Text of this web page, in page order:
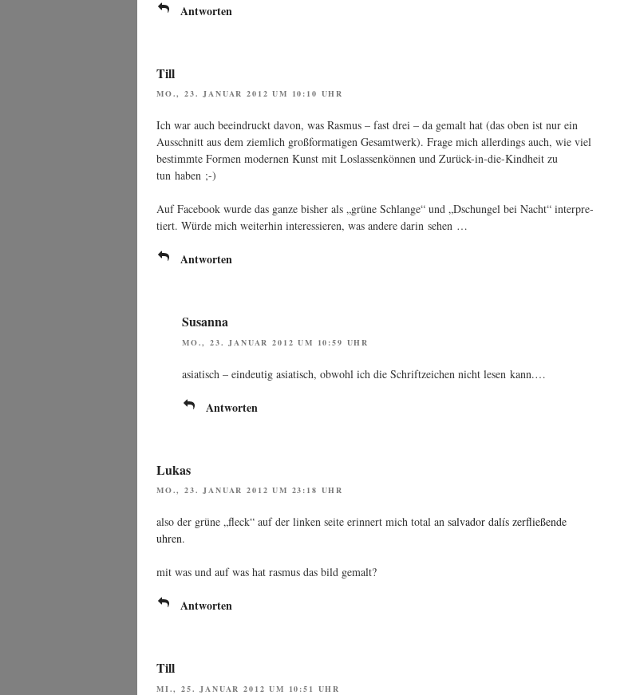
Antworten
Till
MO., 23. JANUAR 2012 UM 10:10 UHR
Ich war auch beein­druckt davon, was Ras­mus – fast drei – da gemalt hat (das oben ist nur ein
Aus­schnitt aus dem ziem­lich groß­for­ma­ti­gen Gesamt­werk). Fra­ge mich aller­dings auch, wie viel
bestimm­te For­men moder­nen Kunst mit Los­las­sen­kön­nen und Zurück-in-die-Kind­heit zu
tun haben ;-)
Auf Face­book wur­de das gan­ze bis­her als „grü­ne Schlan­ge“ und „Dschun­gel bei Nacht“ inter­pre­
tiert. Wür­de mich wei­ter­hin inter­es­sie­ren, was ande­re dar­in sehen …
Antworten
Susanna
MO., 23. JANUAR 2012 UM 10:59 UHR
asia­tisch – ein­deu­tig asia­tisch, obwohl ich die Schrift­zei­chen nicht lesen kann.…
Antworten
Lukas
MO., 23. JANUAR 2012 UM 23:18 UHR
also der grü­ne „fleck“ auf der lin­ken sei­te erin­nert mich total an sal­va­dor dalís zer­flie­ßen­de
uhren.
mit was und auf was hat ras­mus das bild gemalt?
Antworten
Till
MI., 25. JANUAR 2012 UM 10:51 UHR